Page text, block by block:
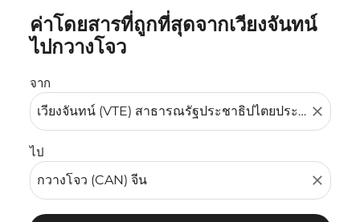
ค่าโดยสารที่ถูกที่สุดจากเวียงจันทน์
ไปกวางโจว
จาก
close
ไป
close
ลองอัปเดตเส้นทางของคุณ (ต้นทางและ/หรือปลายทาง) หรื